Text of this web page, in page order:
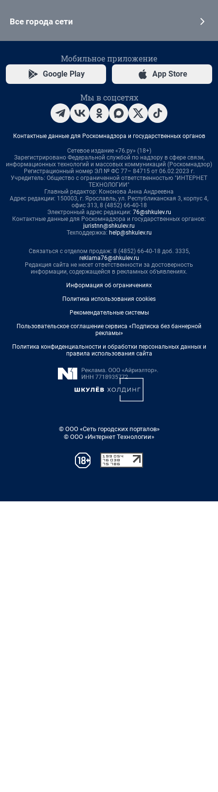
Все города сети
Мобильное приложение
Google Play App Store
Мы в соцсетях
Контактные данные для Роскомнадзора и государственных органов
Сетевое издание «76.ру» (18+)
Зарегистрировано Федеральной службой по надзору в сфере связи,
информационных технологий и массовых коммуникаций (Роскомнадзор)
Регистрационный номер ЭЛ № ФС 77– 84715 от 06.02.2023 г.
Учредитель: Общество с ограниченной ответственностью "ИНТЕРНЕТ
ТЕХНОЛОГИИ"
Главный редактор: Кононова Анна Андреевна
Адрес редакции: 150003, г. Ярославль, ул. Республиканская 3, корпус 4,
офис 313, 8 (4852) 66-40-18
Электронный адрес редакции: 76@shkulev.ru
Контактные данные для Роскомнадзора и государственных органов:
juristnn@shkulev.ru
Техподдержка: help@shkulev.ru
Связаться с отделом продаж: 8 (4852) 66-40-18 доб. 3335,
reklama76@shkulev.ru
Редакция сайта не несет ответственности за достоверность
информации, содержащейся в рекламных объявлениях.
Информация об ограничениях
Политика использования cookies
Рекомендательные системы
Пользовательское соглашение сервиса «Подписка без баннерной
рекламы»
Политика конфиденциальности и обработки персональных данных и
правила использования сайта
© ООО «Сеть городских порталов»
© ООО «Интернет Технологии»